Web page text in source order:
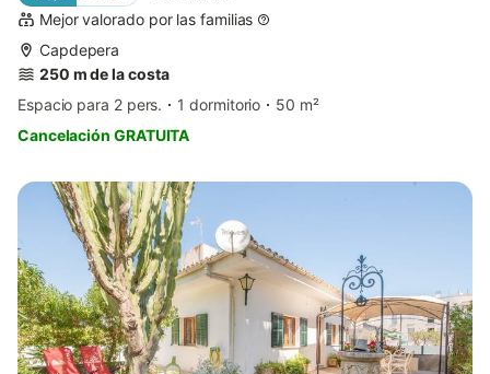
Mejor valorado por las familias
Capdepera
250 m de la costa
Espacio para 2 pers.
1 dormitorio
50 m²
Cancelación GRATUITA